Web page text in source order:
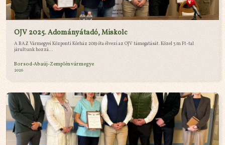
OJV 2025. Adományátadó, Miskolc
A BAZ Vármegyei Központi Kórház 2019 óta élvezi az OJV támogatását. Közel 3 m Ft-tal
járultunk hozzá...
Borsod-Abaúj-Zemplén vármegye
2026